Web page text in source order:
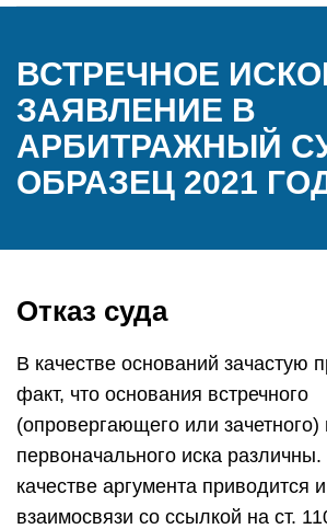
ВСТРЕЧНОЕ
ЗАЯВЛЕНИЕ В
АРБИТРАЖНЫЙ
ОБРАЗЕЦ 2021
Отказ суда
В качестве оснований зачастую
факт, что основания встречного
(опровергающего или зачетного)
первоначального иска различны.
качестве аргумента приводится
взаимосвязи со ссылкой на ст.